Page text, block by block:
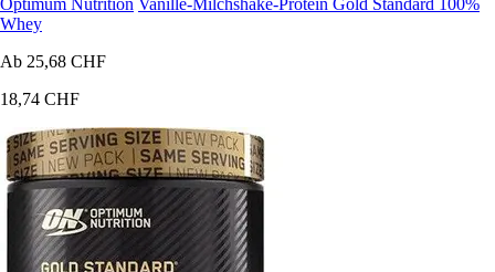
Optimum Nutrition Vanille-Milchshake-Protein Gold Standard 100%
Whey
Ab 25,68 CHF
18,74 CHF